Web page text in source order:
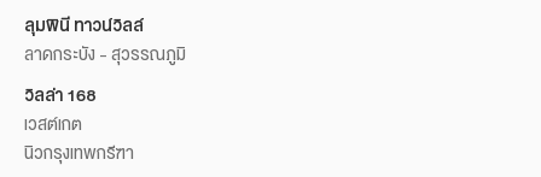
ลุมพินี ทาวน์วิลล์
ลาดกระบัง - สุวรรณภูมิ
วิลล่า 168
เวสต์เกต
นิวกรุงเทพกรีฑา